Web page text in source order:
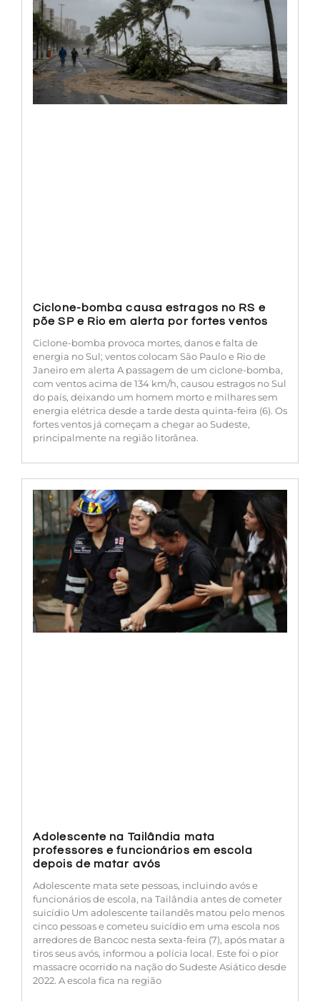
Ciclone-bomba causa estragos no RS e
põe SP e Rio em alerta por fortes ventos
Ciclone-bomba provoca mortes, danos e falta de
energia no Sul; ventos colocam São Paulo e Rio de
Janeiro em alerta A passagem de um ciclone-bomba,
com ventos acima de 134 km/h, causou estragos no Sul
do país, deixando um homem morto e milhares sem
energia elétrica desde a tarde desta quinta-feira (6). Os
fortes ventos já começam a chegar ao Sudeste,
principalmente na região litorânea.
Adolescente na Tailândia mata
professores e funcionários em escola
depois de matar avós
Adolescente mata sete pessoas, incluindo avós e
funcionários de escola, na Tailândia antes de cometer
suicídio Um adolescente tailandês matou pelo menos
cinco pessoas e cometeu suicídio em uma escola nos
arredores de Bancoc nesta sexta-feira (7), após matar a
tiros seus avós, informou a polícia local. Este foi o pior
massacre ocorrido na nação do Sudeste Asiático desde
2022. A escola fica na região